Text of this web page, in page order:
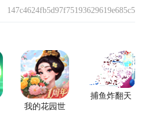
147c4624fb5d97f75193629619e685c5
我的花园世
捕鱼炸翻天